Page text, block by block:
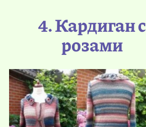
4. Кардиган с
розами